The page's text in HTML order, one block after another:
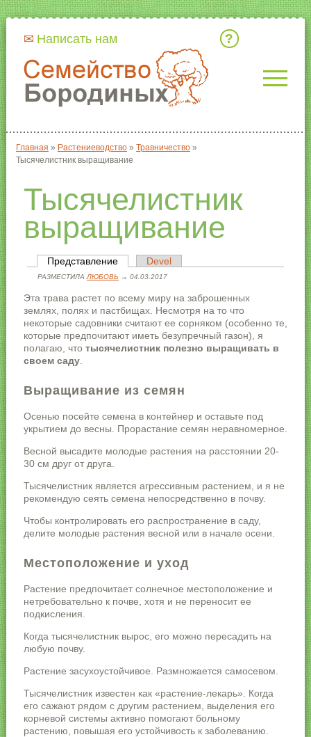
Написать нам
Вы здесь
Главная » Растениеводство » Травничество »
Тысячелистник выращивание
Тысячелистник
выращивание
Главные вкладки
Представление(активная вкладка)
Devel
РАЗМЕСТИЛА ЛЮБОВЬ → 04.03.2017
Эта трава растет по всему миру на заброшенных
землях, полях и пастбищах. Несмотря на то что
некоторые садовники считают ее сорняком (особенно те,
которые предпочитают иметь безупречный газон), я
полагаю, что тысячелистник полезно выращивать в
своем саду.
Выращивание из семян
Осенью посейте семена в контейнер и оставьте под
укрытием до весны. Прорастание семян неравномерное.
Весной высадите молодые растения на расстоянии 20-
30 см друг от друга.
Тысячелистник является агрессивным растением, и я не
рекомендую сеять семена непосредственно в почву.
Чтобы контролировать его распространение в саду,
делите молодые растения весной или в начале осени.
Местоположение и уход
Растение предпочитает солнечное местоположение и
нетребовательно к почве, хотя и не переносит ее
подкисления.
Когда тысячелистник вырос, его можно пересадить на
любую почву.
Растение засухоустойчивое. Размножается самосевом.
Тысячелистник известен как «растение-лекарь». Когда
его сажают рядом с другим растением, выделения его
корневой системы активно помогают больному
растению, повышая его устойчивость к заболеванию.